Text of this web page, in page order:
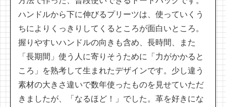
ハンドルから下に伸びるプリーツは、使っていくう
ちによりくっきりしてくるところが面白いところ。
握りやすいハンドルの向きも含め、長時間、また
「長期間」使う人に寄りそうために「力がかかると
ころ」を熟考して生まれたデザインです。少し違う
素材の大きさ違いで数年使ったものを見せていただ
きましたが、「なるほど！」でした。革を好きにな